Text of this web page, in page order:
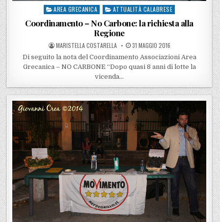
Posted in
AREA GRECANICA ATTUALITÀ CALABRESE
Coordinamento – No Carbone: la richiesta alla
Regione
POSTED BY
MARISTELLA COSTARELLA POSTED ON
31 MAGGIO 2016
Di seguito la nota del Coordinamento Associazioni Area
Grecanica – NO CARBONE “Dopo quasi 8 anni di lotte la
vicenda…